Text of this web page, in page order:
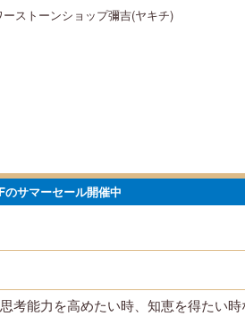
ストーンショップ彌吉(ヤキチ)
のサマーセール開催中
能力を高めたい時、知恵を得たい